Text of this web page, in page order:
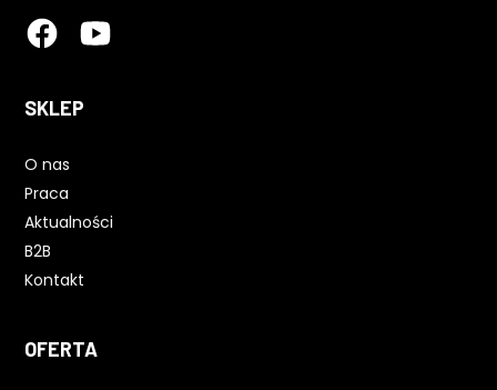
SKLEP
O nas
Praca
Aktualności
B2B
Kontakt
OFERTA